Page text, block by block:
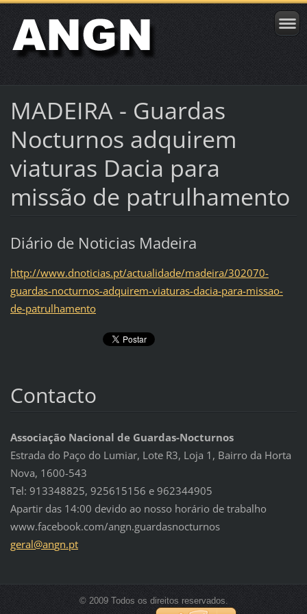
MADEIRA - Guardas
Nocturnos adquirem
viaturas Dacia para
missão de patrulhamento
Diário de Noticias Madeira
http://www.dnoticias.pt/actualidade/madeira/302070-
guardas-nocturnos-adquirem-viaturas-dacia-para-missao-
de-patrulhamento
Contacto
Associação Nacional de Guardas-Nocturnos
Estrada do Paço do Lumiar, Lote R3, Loja 1, Bairro da Horta
Nova, 1600-543
Tel: 913348825, 925615156 e 962344905
Apartir das 14:00 devido ao nosso horário de trabalho
www.facebook.com/angn.guardasnocturnos
geral@angn.pt
© 2009 Todos os direitos reservados.